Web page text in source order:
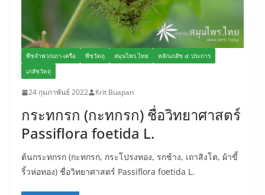
พืชจำพวกเถา-เครือ พืชวัตถุ สมุนไพร.ไทย
หลักเภสัช ๔ ประการ
เภสัชวัตถุ
24 กุมภาพันธ์ 2022 Krit Buapan
กระทกรก (กะทกรก) ชื่อวิทยาศาสตร์
Passiflora foetida L.
ต้นกระทกรก (กะทกรก, กระโปรงทอง, รกช้าง, เถาสิงโต, ผ้าขี้
ริ้วห่อทอง) ชื่อวิทยาศาสตร์ Passiflora foetida L.